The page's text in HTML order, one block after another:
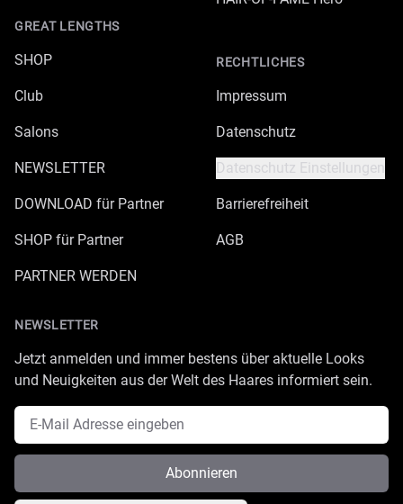
GREAT LENGTHS
SHOP
Club
Salons
NEWSLETTER
DOWNLOAD für Partner
SHOP für Partner
PARTNER WERDEN
RECHTLICHES
Impressum
Datenschutz
Datenschutz Einstellungen
Barrierefreiheit
AGB
NEWSLETTER
Jetzt anmelden und immer bestens über aktuelle Looks
und Neuigkeiten aus der Welt des Haares informiert sein.
E-Mail Adresse
Abonnieren